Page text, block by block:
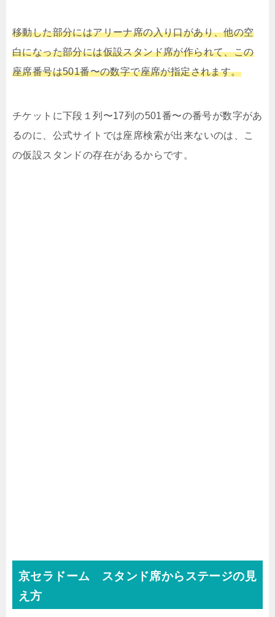
移動した部分にはアリーナ席の入り口があり、他の空
白になった部分には仮設スタンド席が作られて、この
座席番号は501番〜の数字で座席が指定されます。
チケットに下段 １列〜17列の501番〜の番号が数字があ
るのに、公式サイトでは座席検索が出来ないのは、こ
の仮設スタンドの存在があるからです。
京セラドーム スタンド席からステージの見
え方